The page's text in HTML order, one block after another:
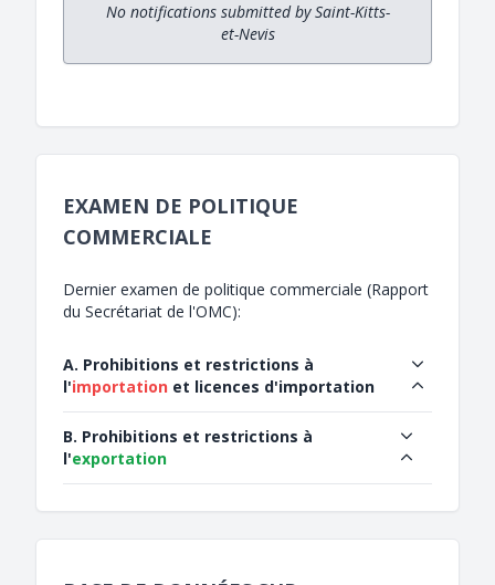
No notifications submitted by Saint-Kitts-
et-Nevis
EXAMEN DE POLITIQUE
COMMERCIALE
Dernier examen de politique commerciale (Rapport
du Secrétariat de l'OMC):
A. Prohibitions et restrictions à
l'importation et licences d'importation
B. Prohibitions et restrictions à
l'exportation